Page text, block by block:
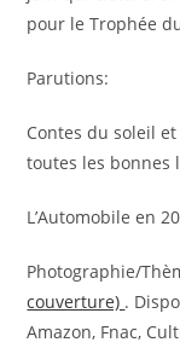
pour le Trophée
Parutions:
Contes du soleil
toutes les bonnes
L’Automobile en
Photographie/
couverture) .
Amazon, Fnac,